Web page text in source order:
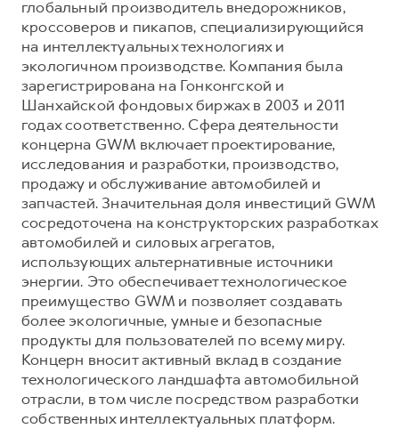
глобальный производитель внедорожников,
кроссоверов и пикапов, специализирующийся
на интеллектуальных технологиях и
экологичном производстве. Компания была
зарегистрирована на Гонконгской и
Шанхайской фондовых биржах в 2003 и 2011
годах соответственно. Сфера деятельности
концерна GWM включает проектирование,
исследования и разработки, производство,
продажу и обслуживание автомобилей и
запчастей. Значительная доля инвестиций GWM
сосредоточена на конструкторских разработках
автомобилей и силовых агрегатов,
использующих альтернативные источники
энергии. Это обеспечивает технологическое
преимущество GWM и позволяет создавать
более экологичные, умные и безопасные
продукты для пользователей по всему миру.
Концерн вносит активный вклад в создание
технологического ландшафта автомобильной
отрасли, в том числе посредством разработки
собственных интеллектуальных платформ.